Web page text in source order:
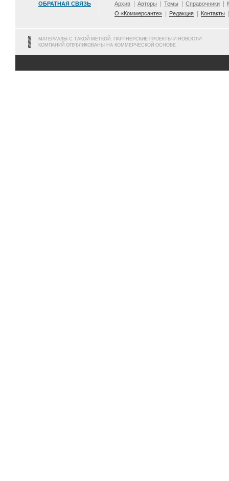
ОБРАТНАЯ СВЯЗЬ Архив Авторы Темы Справочники
О «Коммерсанте»
Редакция Контакты
МАТЕРИАЛЫ С ТАКОЙ МЕТКОЙ, ПАРТНЕРСКИЕ ПРОЕКТЫ И НОВОСТИ
КОМПАНИЙ ОПУБЛИКОВАНЫ НА КОММЕРЧЕСКОЙ ОСНОВЕ